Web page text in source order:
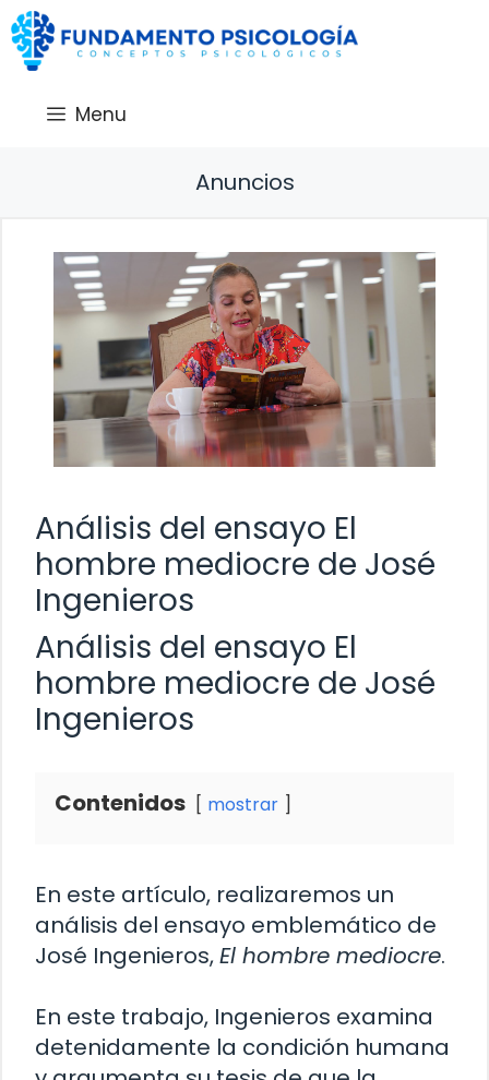
Saltar
al
contenido
Menu
Anuncios
Análisis del ensayo El
hombre mediocre de José
Ingenieros
Análisis del ensayo El
hombre mediocre de José
Ingenieros
Contenidos mostrar
En este artículo, realizaremos un
análisis del ensayo emblemático de
José Ingenieros,El hombre mediocre.
En este trabajo, Ingenieros examina
detenidamente la condición humana